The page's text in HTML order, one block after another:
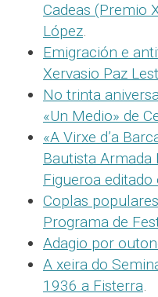
Cadeas (Premio
López.
Emigración e
Xervasio Paz
No trinta
«Un Medio» de
«A Virxe d’a
Bautista Armada
Figueroa editado
Coplas
Programa de
Adagio por
A xeira do
1936 a Fisterra.